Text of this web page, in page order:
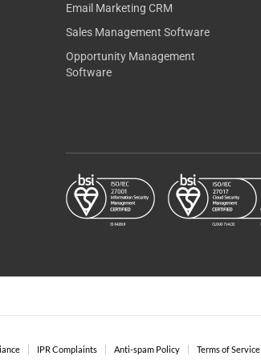
Email Marketing CRM
Sales Management Software
Opportunity Management
Software
IPR Complaints Anti-spam Policy Terms of Service